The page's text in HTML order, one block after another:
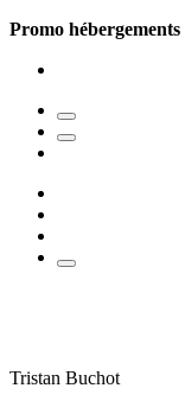
Promo hébergements
Tristan Buchot